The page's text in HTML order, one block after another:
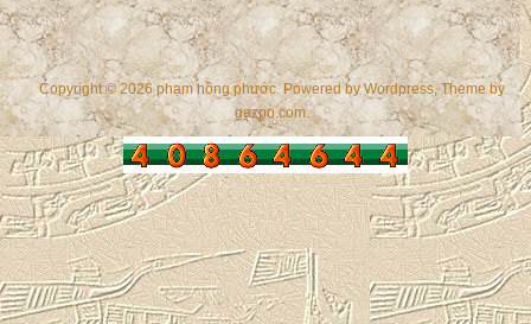
Copyright © 2026 phạm hồng phước. Powered byWordpress, Theme by
gazpo.com.